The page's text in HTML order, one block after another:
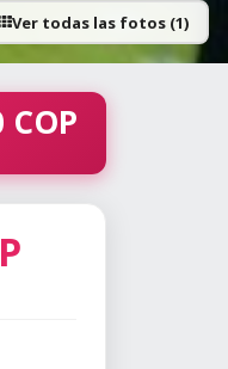
Ver todas las fotos (1)
COP